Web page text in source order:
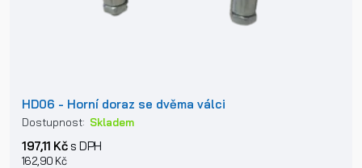
HD06 - Horní doraz se dvěma válci
Dostupnost: Skladem
197,11 Kčs DPH
162,90 Kč